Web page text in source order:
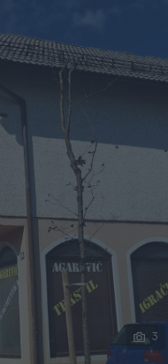
3